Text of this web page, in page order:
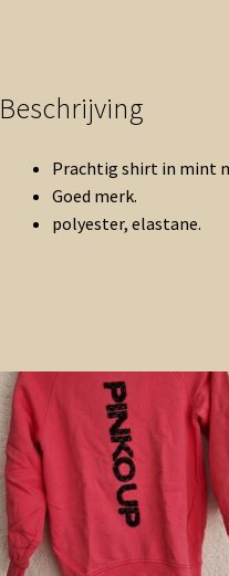
Beschrijving
Prachtig shirt in mint
Goed merk.
polyester, elastane.